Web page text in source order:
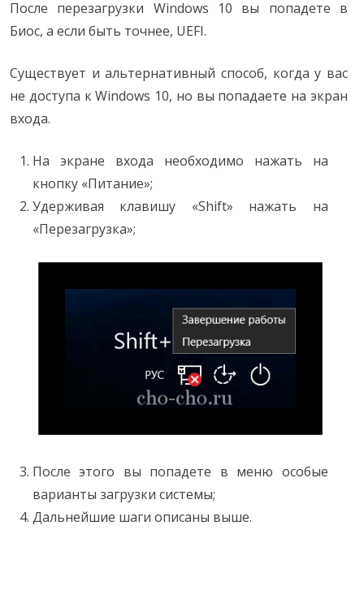
После перезагрузки Windows 10 вы попадете в
Биос, а если быть точнее, UEFI.
Существует и альтернативный способ, когда у вас
не доступа к Windows 10, но вы попадаете на экран
входа.
На экране входа необходимо нажать на
кнопку «Питание»;
Удерживая клавишу «Shift» нажать на
«Перезагрузка»;
После этого вы попадете в меню особые
варианты загрузки системы;
Дальнейшие шаги описаны выше.